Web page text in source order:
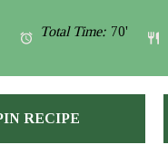
Total Time: 70'
RECIPE